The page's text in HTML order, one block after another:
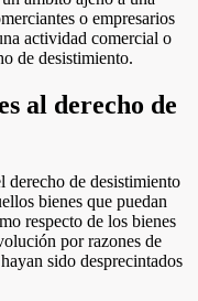
o empresarios
actividad comercial o
de desistimiento.
al derecho de
derecho de desistimiento
bienes que puedan
respecto de los bienes
por razones de
sido desprecintados